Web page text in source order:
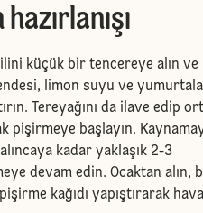
küçük bir tencereye alın ve
limon suyu ve
Tereyağını da ilave edip
pişirmeye başlayın.
kadar yaklaşık 2-3
devam edin. Ocaktan alın,
kağıdı yapıştırarak hava